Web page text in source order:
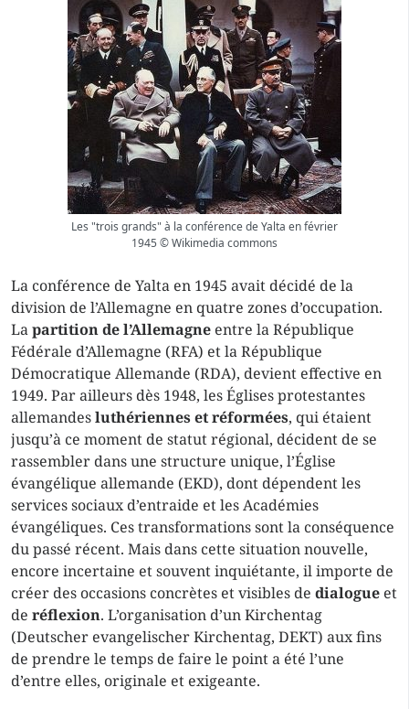
Les "trois grands" à la conférence de Yalta en février
1945 © Wikimedia commons
La conférence de Yalta en 1945 avait décidé de la
division de l’Allemagne en quatre zones d’occupation.
Lapartition de l’Allemagne entre la République
Fédérale d’Allemagne (RFA) et la République
Démocratique Allemande (RDA), devient effective en
1949. Par ailleurs dès 1948, les Églises protestantes
allemandesluthériennes et réformées, qui étaient
jusqu’à ce moment de statut régional, décident de se
rassembler dans une structure unique, l’Église
évangélique allemande (EKD), dont dépendent les
services sociaux d’entraide et les Académies
évangéliques. Ces transformations sont la conséquence
du passé récent. Mais dans cette situation nouvelle,
encore incertaine et souvent inquiétante, il importe de
créer des occasions concrètes et visibles de dialogue et
de réflexion. L’organisation d’un Kirchentag
(Deutscher evangelischer Kirchentag, DEKT) aux fins
de prendre le temps de faire le point a été l’une
d’entre elles, originale et exigeante.